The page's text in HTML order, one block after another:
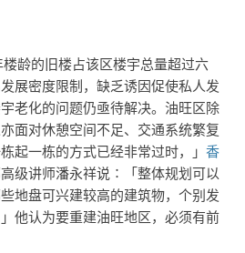
龄的旧楼占该区楼宇总量超过六
展密度限制，缺乏诱因促使私人发
老化的问题仍亟待解决。油旺区除
面对休憩空间不足、交通系统繁复
起一栋的方式已经非常过时，」 香
级讲师潘永祥说∶「整体规划可以
地盘可兴建较高的建筑物，个别发
他认为要重建油旺地区，必须有前